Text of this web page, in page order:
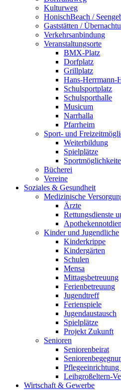
Kulturweg
HonischBeach /
Gaststätten /
Verkehrsanbindung
Veranstaltungsorte
BMX-Platz
Dorfplatz
Grillplatz
Hans-Herrmann-
Schulsportplatz
Schulsporthalle
Musicum
Narrhalla
Pfarrheim
Sport- und
Weiterbildung
Spielplätze
Bücherei
Vereine
Soziales & Gesundheit
Medizinische
Ärzte
Rettungsdienste
Kinder und Jugendliche
Kinderkrippe
Kindergärten
Schulen
Mensa
Mittagsbetreuung
Ferienbetreuung
Jugendtreff
Ferienspiele
Jugendaustausch
Spielplätze
Projekt Zukunft
Senioren
Seniorenbeirat
Pflegeeinrichtung
Leihgroßeltern-
Wirtschaft & Gewerbe